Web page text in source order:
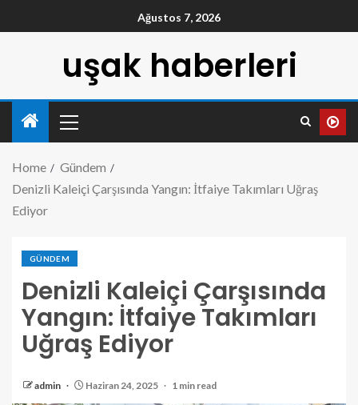
Ağustos 7, 2026
uşak haberleri
Home
Gündem
Denizli Kaleiçi Çarşısında Yangın: İtfaiye Takımları Uğraş
Ediyor
GÜNDEM
Denizli Kaleiçi Çarşısında
Yangın: İtfaiye Takımları
Uğraş Ediyor
admin Haziran 24, 2025 1 min read